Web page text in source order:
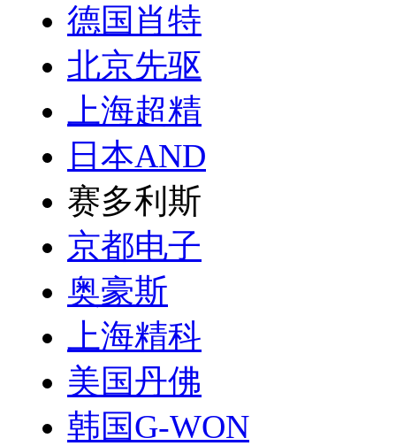
德国肖特
北京先驱
上海超精
日本AND
赛多利斯
京都电子
奥豪斯
上海精科
美国丹佛
韩国G-WON